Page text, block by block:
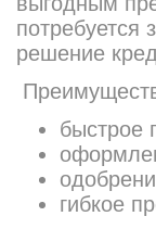
потребуется
решение
быстрое
гибкое